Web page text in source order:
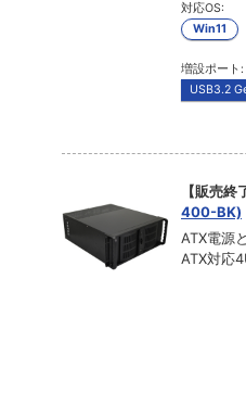
対応OS:
Win11
増設ポート:
USB3.2
【販売終
400-BK)
ATX電源
ATX対応